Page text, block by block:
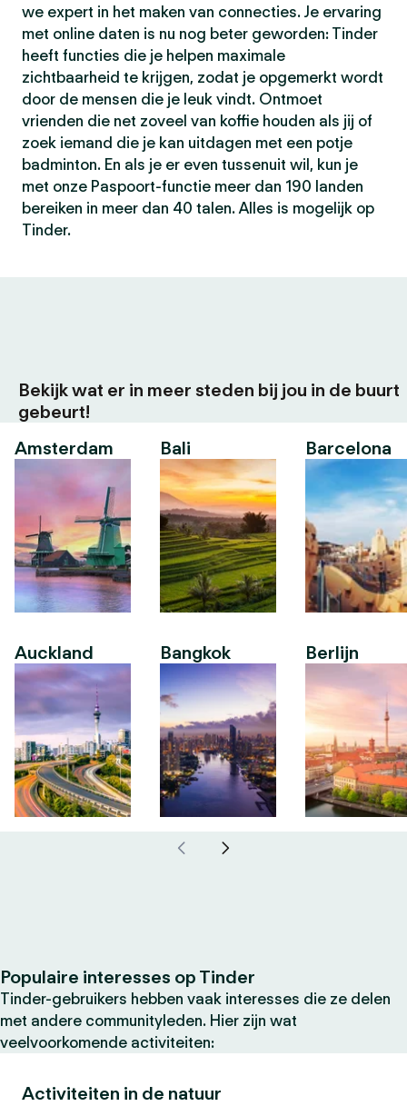
we expert in het maken van connecties. Je ervaring
met online daten is nu nog beter geworden: Tinder
heeft functies die je helpen maximale
zichtbaarheid te krijgen, zodat je opgemerkt wordt
door de mensen die je leuk vindt. Ontmoet
vrienden die net zoveel van koffie houden als jij of
zoek iemand die je kan uitdagen met een potje
badminton. En als je er even tussenuit wil, kun je
met onze Paspoort-functie meer dan 190 landen
bereiken in meer dan 40 talen. Alles is mogelijk op
Tinder.
Bekijk wat er in meer steden bij jou in de buurt
gebeurt!
Amsterdam
Auckland
Bali
Bangkok
Barcelona
Berlijn
Populaire interesses op Tinder
Tinder-gebruikers hebben vaak interesses die ze delen
met andere communityleden. Hier zijn wat
veelvoorkomende activiteiten:
Activiteiten in de natuur